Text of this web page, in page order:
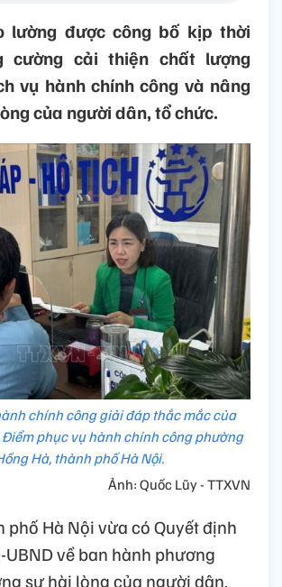
lường được công bố kịp thời
cường cải thiện chất lượng
vụ hành chính công và nâng
của người dân, tổ chức.
chính công giải đáp thắc mắc của
phục vụ hành chính công phường
Hà, thành phố Hà Nội.
Ảnh: Quốc Lũy - TTXVN
phố Hà Nội vừa có Quyết định
về ban hành phương
sự hài lòng của người dân,